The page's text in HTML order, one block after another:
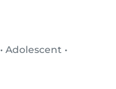
• Adolescent •